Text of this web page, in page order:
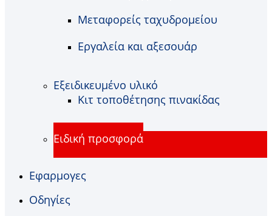
Μεταφορείς ταχυδρομείου
Εργαλεία και αξεσουάρ
Εξειδικευμένο υλικό
Κιτ τοποθέτησης πινακίδας
Ειδική προσφορά
Εφαρμογες
Οδηγίες